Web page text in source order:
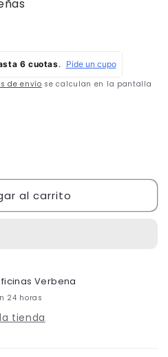
de envío se calculan en la pantalla
al carrito
Verbena
24 horas
tienda